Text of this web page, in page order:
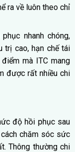
ra về luôn theo chỉ
nhanh chóng,
trị cao, hạn chế tái
mà ITC mang
được rất nhiều chi
độ hồi phục sau
chăm sóc sức
Thông thường chi